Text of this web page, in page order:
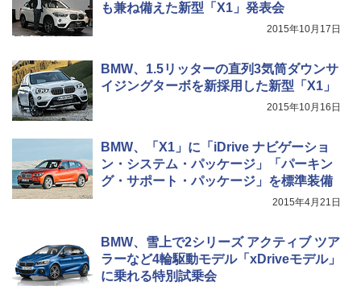
も兼ね備えた新型「X1」発表会
2015年10月17日
BMW、1.5リッターの直列3気筒ダウンサ
イジングターボを新採用した新型「X1」
2015年10月16日
BMW、「X1」に「iDrive ナビゲーショ
ン・システム・パッケージ」「パーキン
グ・サポート・パッケージ」を標準装備
2015年4月21日
BMW、雪上で2シリーズ アクティブ ツア
ラーなど4輪駆動モデル「xDriveモデル」
に乗れる特別試乗会